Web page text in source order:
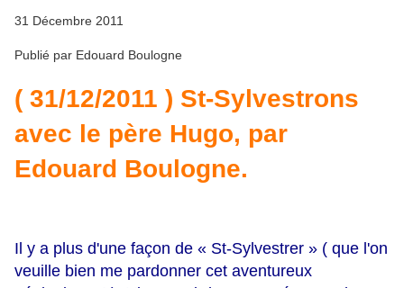
31 Décembre 2011
Publié par Edouard Boulogne
( 31/12/2011 ) St-Sylvestrons
avec le père Hugo, par
Edouard Boulogne.
Il y a plus d'une façon de « St-Sylvestrer » ( que l'on
veuille bien me pardonner cet aventureux